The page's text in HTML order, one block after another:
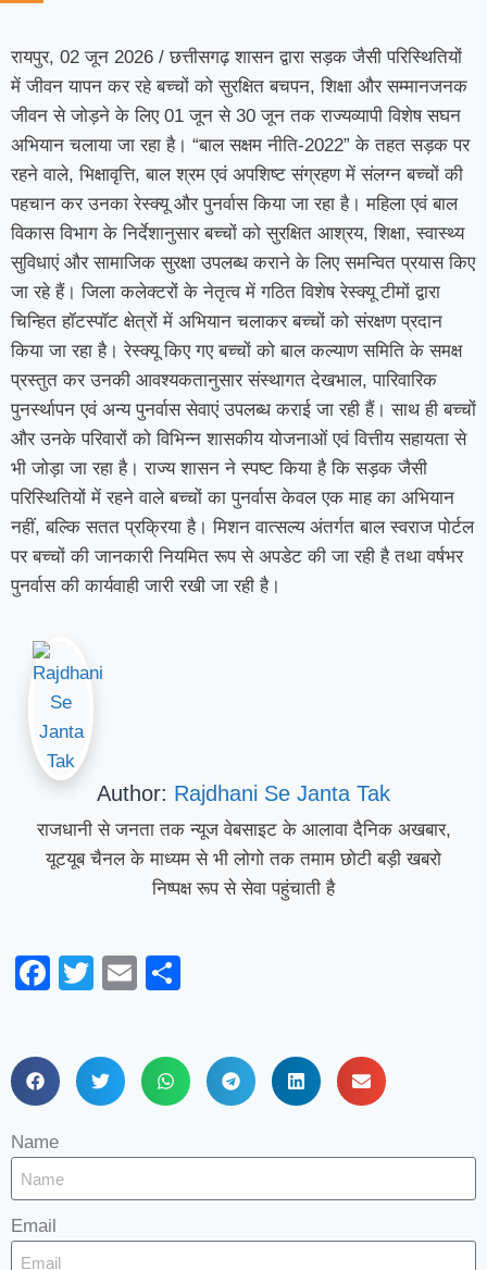
रायपुर, 02 जून 2026 / छत्तीसगढ़ शासन द्वारा सड़क जैसी परिस्थितियों
में जीवन यापन कर रहे बच्चों को सुरक्षित बचपन, शिक्षा और सम्मानजनक
जीवन से जोड़ने के लिए 01 जून से 30 जून तक राज्यव्यापी विशेष सघन
अभियान चलाया जा रहा है। “बाल सक्षम नीति-2022” के तहत सड़क पर
रहने वाले, भिक्षावृत्ति, बाल श्रम एवं अपशिष्ट संग्रहण में संलग्न बच्चों की
पहचान कर उनका रेस्क्यू और पुनर्वास किया जा रहा है। महिला एवं बाल
विकास विभाग के निर्देशानुसार बच्चों को सुरक्षित आश्रय, शिक्षा, स्वास्थ्य
सुविधाएं और सामाजिक सुरक्षा उपलब्ध कराने के लिए समन्वित प्रयास किए
जा रहे हैं। जिला कलेक्टरों के नेतृत्व में गठित विशेष रेस्क्यू टीमों द्वारा
चिन्हित हॉटस्पॉट क्षेत्रों में अभियान चलाकर बच्चों को संरक्षण प्रदान
किया जा रहा है। रेस्क्यू किए गए बच्चों को बाल कल्याण समिति के समक्ष
प्रस्तुत कर उनकी आवश्यकतानुसार संस्थागत देखभाल, पारिवारिक
पुनर्स्थापन एवं अन्य पुनर्वास सेवाएं उपलब्ध कराई जा रही हैं। साथ ही बच्चों
और उनके परिवारों को विभिन्न शासकीय योजनाओं एवं वित्तीय सहायता से
भी जोड़ा जा रहा है। राज्य शासन ने स्पष्ट किया है कि सड़क जैसी
परिस्थितियों में रहने वाले बच्चों का पुनर्वास केवल एक माह का अभियान
नहीं, बल्कि सतत प्रक्रिया है। मिशन वात्सल्य अंतर्गत बाल स्वराज पोर्टल
पर बच्चों की जानकारी नियमित रूप से अपडेट की जा रही है तथा वर्षभर
पुनर्वास की कार्यवाही जारी रखी जा रही है।
Author: Rajdhani Se Janta Tak
राजधानी से जनता तक न्यूज वेबसाइट के आलावा दैनिक अखबार,
यूटयूब चैनल के माध्यम से भी लोगो तक तमाम छोटी बड़ी खबरो
निष्पक्ष रूप से सेवा पहुंचाती है
Facebook
TwitterEmail
Name
Email